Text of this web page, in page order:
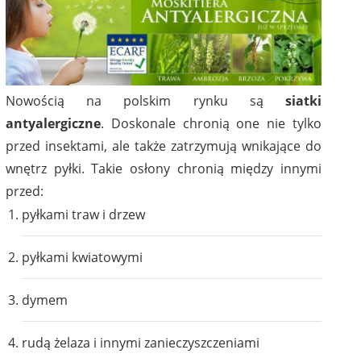
Nowością na polskim rynku są siatki
antyalergiczne. Doskonale chronią one nie tylko
przed insektami, ale także zatrzymują wnikające do
wnętrz pyłki. Takie osłony chronią między innymi
przed:
pyłkami traw i drzew
pyłkami kwiatowymi
dymem
rudą żelaza i innymi zanieczyszczeniami